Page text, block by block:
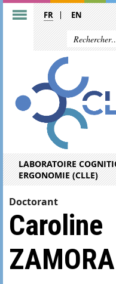
FR EN
LABORATOIRE
ERGONOMIE (CLLE)
Doctorant
Caroline
ZAMORA